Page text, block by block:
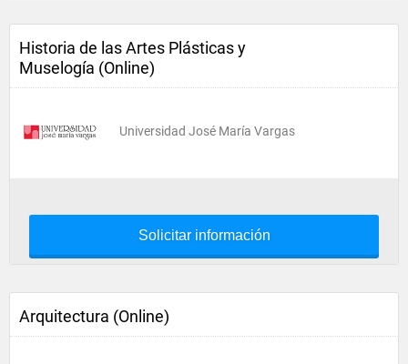
Historia de las Artes Plásticas y
Muselogía (Online)
Universidad José María Vargas
Solicitar información
Arquitectura (Online)